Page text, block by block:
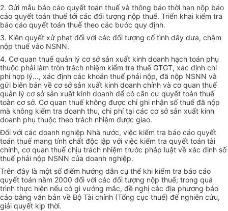
2. Gửi mẫu báo cáo quyết toán thuế và thông báo thời hạn nộp báo
cáo quyết toán thuế tới các đối tượng nộp thuế. Triển khai kiểm tra
báo cáo quyết toán thuế theo các bước quy định.
3. Kiên quyết xử phạt đối với các đối tượng cố tình dây dưa, chậm
nộp thuế vào NSNN.
4. Cơ quan thuế quản lý cơ sở sản xuất kinh doanh hạch toán phụ
thuộc phải làm tròn trách nhiệm kiểm tra thuế GTGT, xác định chi
phí hợp lý..., xác định các khoản thuế phải nộp, đã nộp NSNN và
gửi biên bản về cơ sở sản xuất kinh doanh chính và cơ quan thuế
quản lý cơ sở sản xuất kinh doanh để có căn cứ quyết toán thuế
toàn cơ sở. Cơ quan thuế không được chỉ ghi nhận số thuế đã nộp
mà không kiểm tra doanh thu, chi phí tại các cơ sở sản xuất kinh
doanh phụ thuộc theo trách nhiệm được giao.
Đối với các doanh nghiệp Nhà nước, việc kiểm tra báo cáo quyết
toán thuế mang tính chất độc lập với việc kiểm tra quyết toán tài
chính, cơ quan thuế chịu trách nhiệm trước pháp luật về xác định số
thuế phải nộp NSNN của doanh nghiệp.
Trên đây là một số điểm hướng dẫn cụ thể khi kiểm tra báo cáo
quyết toán năm 2000 đối với các đối tượng nộp thuế; trong quá
trình thực hiện nếu có gì vướng mắc, đề nghị các địa phương báo
cáo bằng văn bản về Bộ Tài chính (Tổng cục thuế) để nghiên cứu,
giải quyết kịp thời.